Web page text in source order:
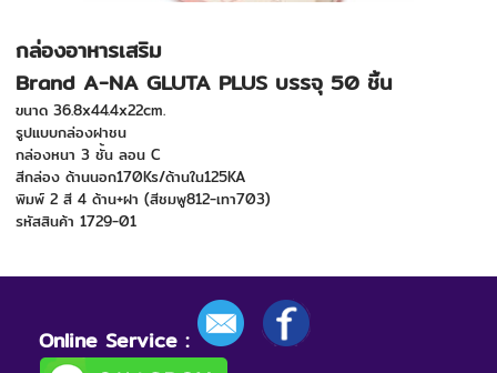
กล่องอาหารเสริม
Brand A-NA GLUTA PLUS บรรจุ 50 ชิ้น
ขนาด 36.8x44.4x22cm.
รูปแบบกล่องฝาชน
กล่องหนา 3 ชั้น ลอน C
สีกล่อง ด้านนอก170Ks/ด้านใน125KA
พิมพ์ 2 สี 4 ด้าน+ฝา (สีชมพู812-เทา703)
รหัสสินค้า 1729-01
Online Service :